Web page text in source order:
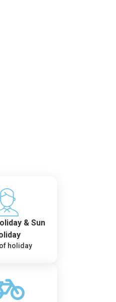
& Sun
holiday